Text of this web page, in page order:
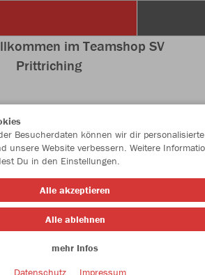
im Teamshop SV
Prittriching
Farbe
Besucherdaten können wir dir personalisierte
unsere Website verbessern. Weitere
Du in den Einstellungen.
Alle akzeptieren
Alle ablehnen
mehr Infos
Datenschutz
Impressum